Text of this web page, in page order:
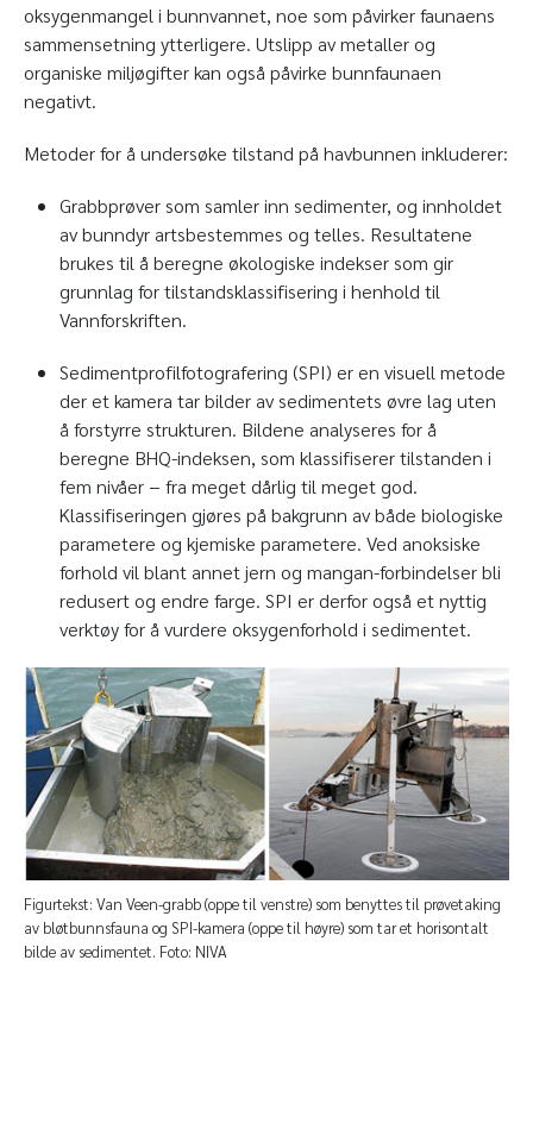
oksygenmangel i bunnvannet, noe som påvirker faunaens
sammensetning ytterligere. Utslipp av metaller og
organiske miljøgifter kan også påvirke bunnfaunaen
negativt.
Metoder for å undersøke tilstand på havbunnen inkluderer:
Grabbprøver som samler inn sedimenter, og innholdet
av bunndyr artsbestemmes og telles. Resultatene
brukes til å beregne økologiske indekser som gir
grunnlag for tilstandsklassifisering i henhold til
Vannforskriften.
Sedimentprofilfotografering (SPI) er en visuell metode
der et kamera tar bilder av sedimentets øvre lag uten
å forstyrre strukturen. Bildene analyseres for å
beregne BHQ-indeksen, som klassifiserer tilstanden i
fem nivåer − fra meget dårlig til meget god.
Klassifiseringen gjøres på bakgrunn av både biologiske
parametere og kjemiske parametere. Ved anoksiske
forhold vil blant annet jern og mangan-forbindelser bli
redusert og endre farge. SPI er derfor også et nyttig
verktøy for å vurdere oksygenforhold i sedimentet.
Figurtekst: Van Veen-grabb (oppe til venstre) som benyttes til prøvetaking
av bløtbunnsfauna og SPI-kamera (oppe til høyre) som tar et horisontalt
bilde av sedimentet. Foto: NIVA